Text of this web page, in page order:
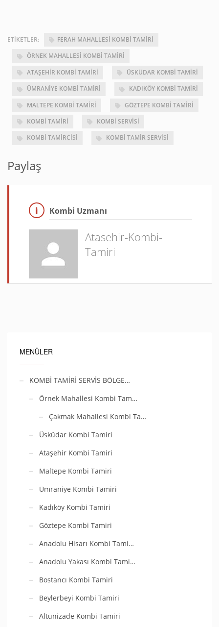
ETIKETLER: FERAH MAHALLESI KOMBI TAMIRI
ÖRNEK MAHALLESI KOMBI TAMIRI
ATAŞEHIR KOMBI TAMIRI ÜSKÜDAR KOMBI TAMIRI
ÜMRANIYE KOMBI TAMIRI KADIKÖY KOMBI TAMIRI
MALTEPE KOMBI TAMIRI GÖZTEPE KOMBI TAMIRI
KOMBI TAMIRI KOMBI SERVISI
KOMBI TAMIRCISI KOMBI TAMIR SERVISI
Paylaş
Kombi Uzmanı
Atasehir-Kombi-
Tamiri
MENÜLER
KOMBİ TAMİRİ SERVİS BÖLGE…
Örnek Mahallesi Kombi Tam…
Çakmak Mahallesi Kombi Ta…
Üsküdar Kombi Tamiri
Ataşehir Kombi Tamiri
Maltepe Kombi Tamiri
Ümraniye Kombi Tamiri
Kadıköy Kombi Tamiri
Göztepe Kombi Tamiri
Anadolu Hisarı Kombi Tami…
Anadolu Yakası Kombi Tami…
Bostancı Kombi Tamiri
Beylerbeyi Kombi Tamiri
Altunizade Kombi Tamiri